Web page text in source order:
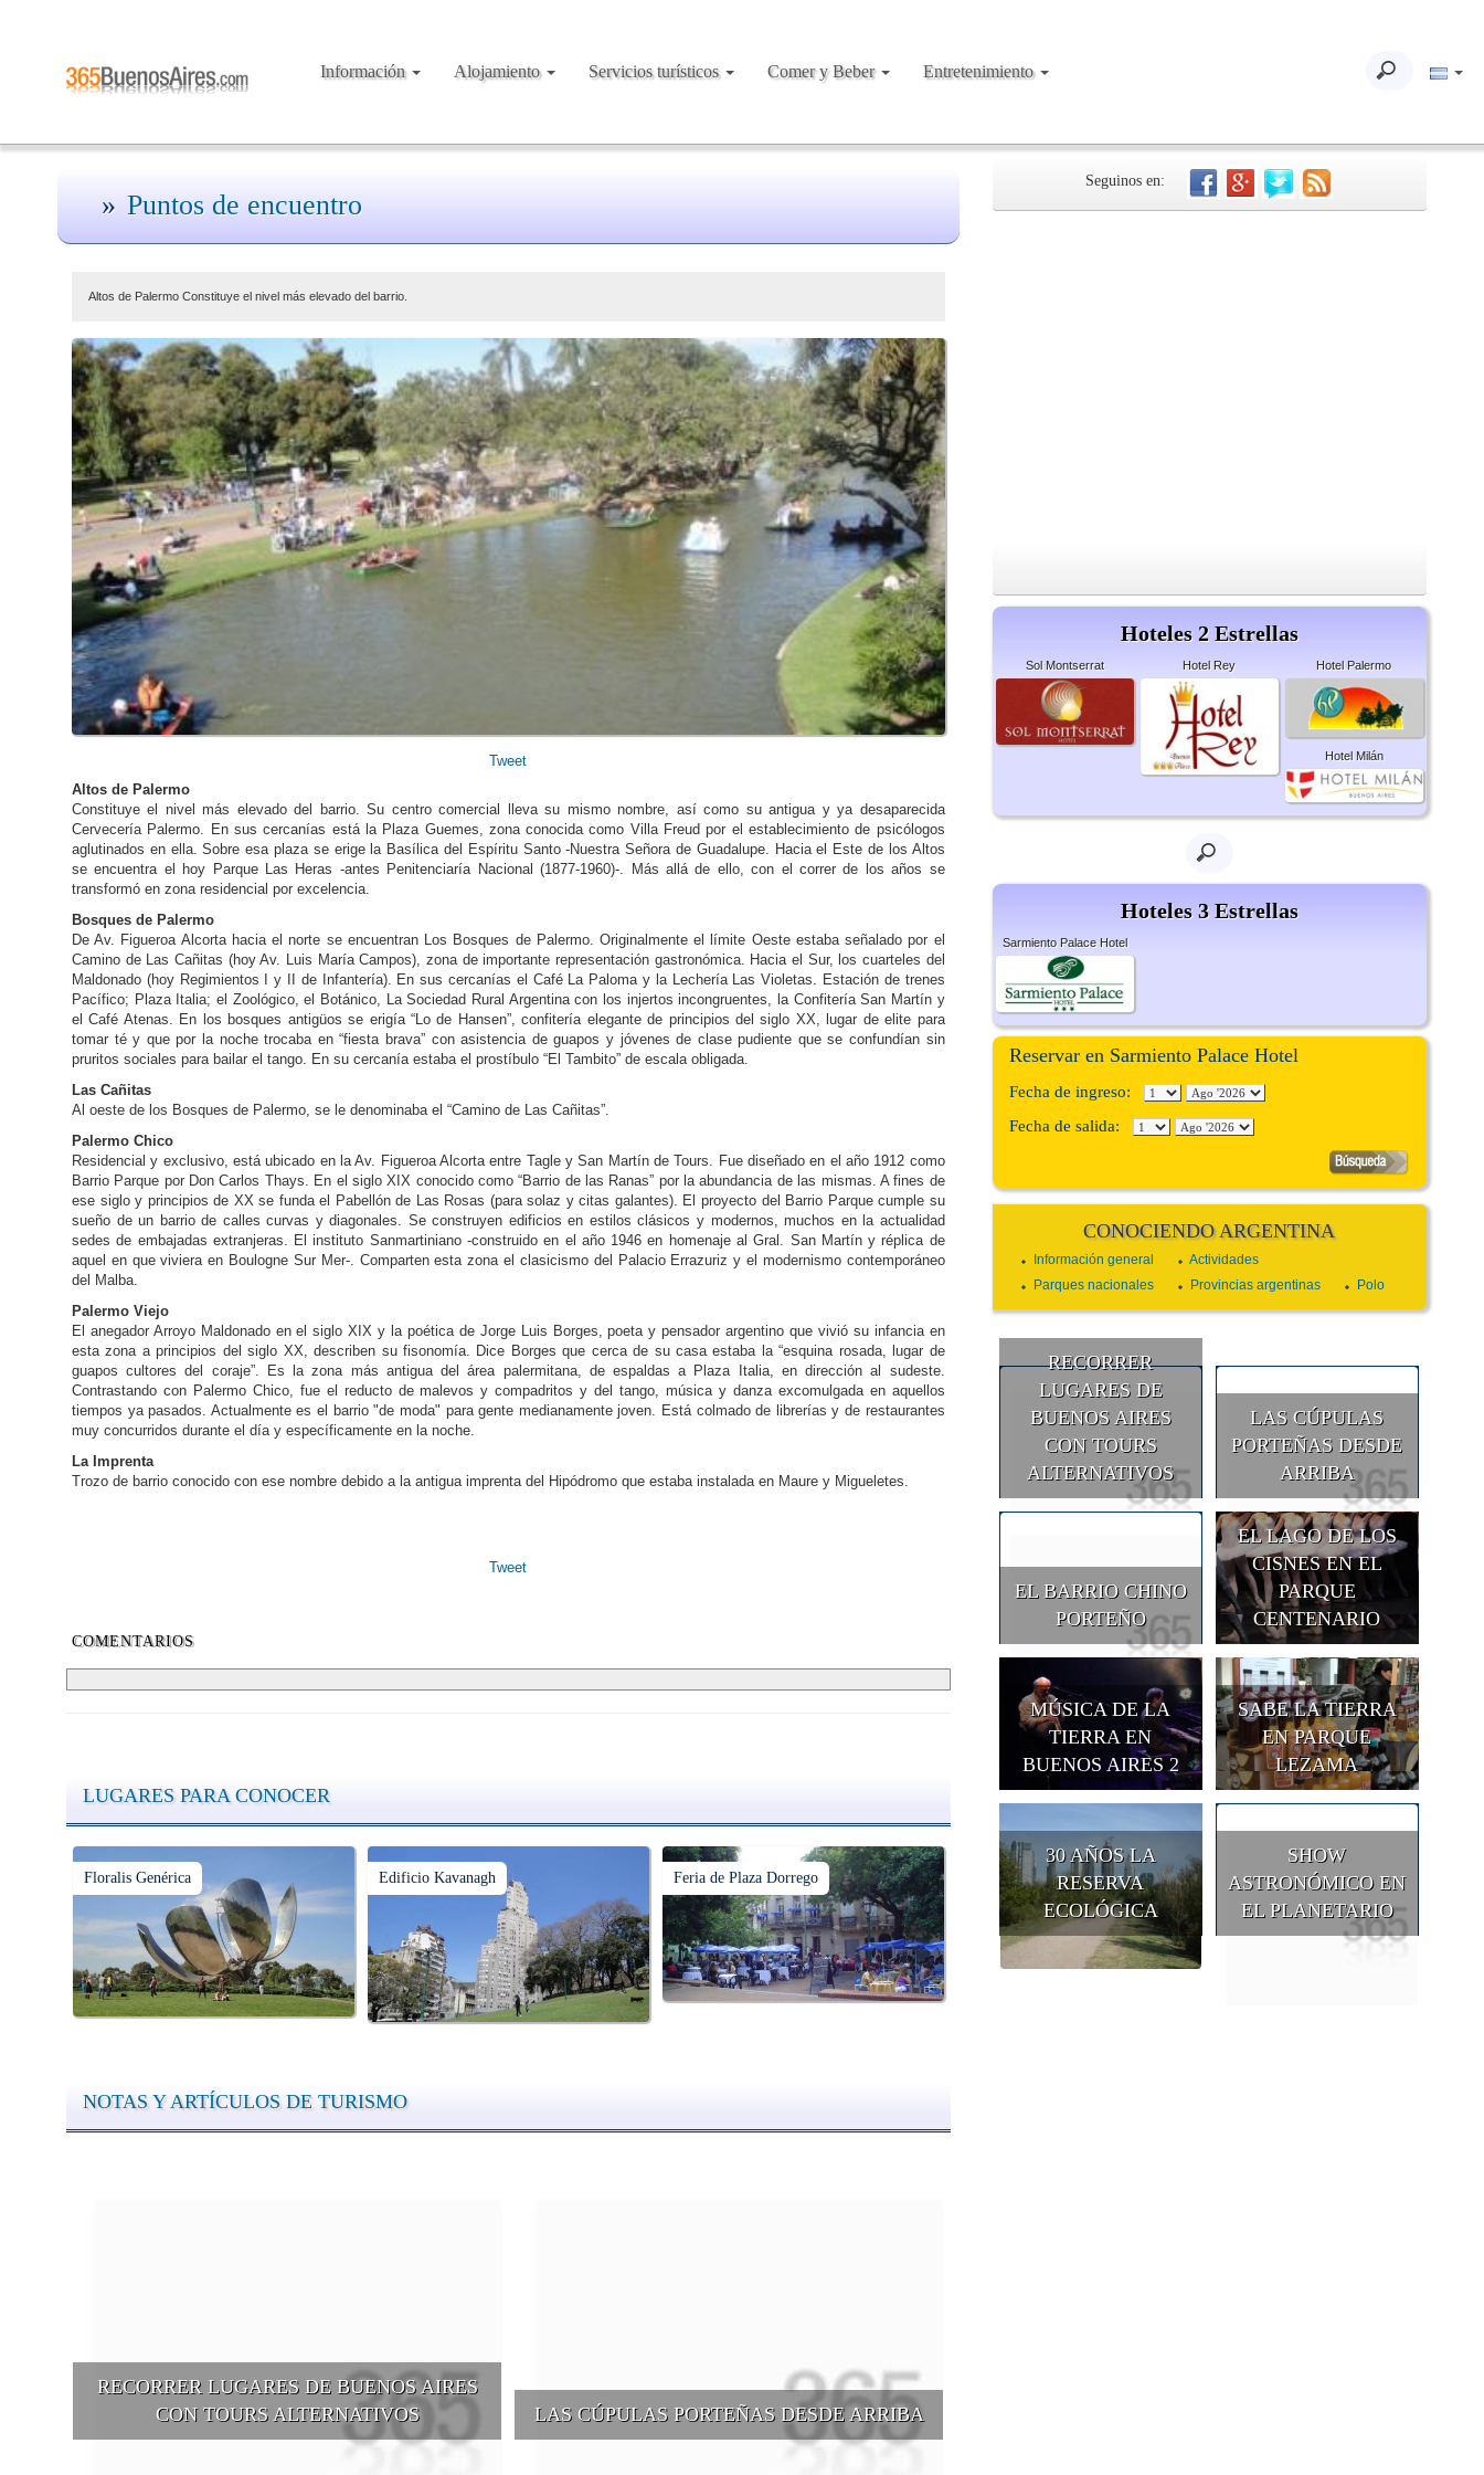
Información Alojamiento Servicios turísticos Comer y Beber Entretenimiento
Puntos de encuentro
Altos de Palermo Constituye el nivel más elevado del barrio.
Tweet
Altos de Palermo
Constituye el nivel más elevado del barrio. Su centro comercial lleva su mismo nombre, así como su antigua y ya desaparecida
Cervecería Palermo. En sus cercanías está la Plaza Guemes, zona conocida como Villa Freud por el establecimiento de psicólogos
aglutinados en ella. Sobre esa plaza se erige la Basílica del Espíritu Santo -Nuestra Señora de Guadalupe. Hacia el Este de los Altos
se encuentra el hoy Parque Las Heras -antes Penitenciaría Nacional (1877-1960)-. Más allá de ello, con el correr de los años se
transformó en zona residencial por excelencia.
Bosques de Palermo
De Av. Figueroa Alcorta hacia el norte se encuentran Los Bosques de Palermo. Originalmente el límite Oeste estaba señalado por el
Camino de Las Cañitas (hoy Av. Luis María Campos), zona de importante representación gastronómica. Hacia el Sur, los cuarteles del
Maldonado (hoy Regimientos I y II de Infantería). En sus cercanías el Café La Paloma y la Lechería Las Violetas. Estación de trenes
Pacífico; Plaza Italia; el Zoológico, el Botánico, La Sociedad Rural Argentina con los injertos incongruentes, la Confitería San Martín y
el Café Atenas. En los bosques antigüos se erigía “Lo de Hansen”, confitería elegante de principios del siglo XX, lugar de elite para
tomar té y que por la noche trocaba en “fiesta brava” con asistencia de guapos y jóvenes de clase pudiente que se confundían sin
pruritos sociales para bailar el tango. En su cercanía estaba el prostíbulo “El Tambito” de escala obligada.
Las Cañitas
Al oeste de los Bosques de Palermo, se le denominaba el “Camino de Las Cañitas”.
Palermo Chico
Residencial y exclusivo, está ubicado en la Av. Figueroa Alcorta entre Tagle y San Martín de Tours. Fue diseñado en el año 1912 como
Barrio Parque por Don Carlos Thays. En el siglo XIX conocido como “Barrio de las Ranas” por la abundancia de las mismas. A fines de
ese siglo y principios de XX se funda el Pabellón de Las Rosas (para solaz y citas galantes). El proyecto del Barrio Parque cumple su
sueño de un barrio de calles curvas y diagonales. Se construyen edificios en estilos clásicos y modernos, muchos en la actualidad
sedes de embajadas extranjeras. El instituto Sanmartiniano -construido en el año 1946 en homenaje al Gral. San Martín y réplica de
aquel en que viviera en Boulogne Sur Mer-. Comparten esta zona el clasicismo del Palacio Errazuriz y el modernismo contemporáneo
del Malba.
Palermo Viejo
El anegador Arroyo Maldonado en el siglo XIX y la poética de Jorge Luis Borges, poeta y pensador argentino que vivió su infancia en
esta zona a principios del siglo XX, describen su fisonomía. Dice Borges que cerca de su casa estaba la “esquina rosada, lugar de
guapos cultores del coraje”. Es la zona más antigua del área palermitana, de espaldas a Plaza Italia, en dirección al sudeste.
Contrastando con Palermo Chico, fue el reducto de malevos y compadritos y del tango, música y danza excomulgada en aquellos
tiempos ya pasados. Actualmente es el barrio "de moda" para gente medianamente joven. Está colmado de librerías y de restaurantes
muy concurridos durante el día y específicamente en la noche.
La Imprenta
Trozo de barrio conocido con ese nombre debido a la antigua imprenta del Hipódromo que estaba instalada en Maure y Migueletes.
Tweet
COMENTARIOS
LUGARES PARA CONOCER
Floralis Genérica Edificio Kavanagh Feria de Plaza Dorrego
NOTAS Y ARTÍCULOS DE TURISMO
RECORRER LUGARES DE BUENOS AIRES
CON TOURS ALTERNATIVOS
LAS CÚPULAS PORTEÑAS DESDE ARRIBA
Seguinos en:
Hoteles 2 Estrellas
Sol Montserrat Hotel Rey Hotel Palermo
Hotel Milán
Hoteles 3 Estrellas
Sarmiento Palace Hotel
Reservar en Sarmiento Palace Hotel
Fecha de ingreso:
Fecha de salida:
CONOCIENDO ARGENTINA
Información general
Actividades
Parques nacionales
Provincias argentinas Polo
RECORRER
LUGARES DE
BUENOS AIRES
CON TOURS
ALTERNATIVOS
LAS CÚPULAS
PORTEÑAS DESDE
ARRIBA
EL BARRIO CHINO
PORTEÑO
EL LAGO DE LOS
CISNES EN EL
PARQUE
CENTENARIO
MÚSICA DE LA
TIERRA EN
BUENOS AIRES 2
SABE LA TIERRA
EN PARQUE
LEZAMA
30 AÑOS LA
RESERVA
ECOLÓGICA
SHOW
ASTRONÓMICO EN
EL PLANETARIO